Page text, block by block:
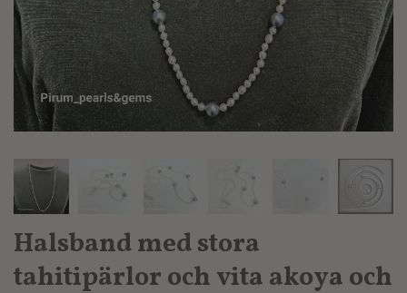
Halsband med stora
tahitipärlor och vita akoya och